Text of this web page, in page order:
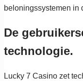
beloningssystemen in
De
technologie.
Lucky 7 Casino zet